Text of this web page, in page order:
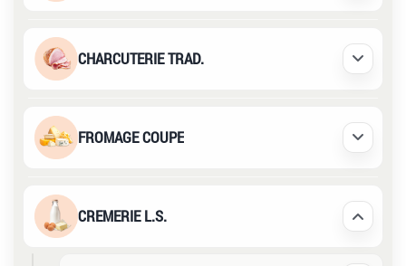
CHARCUTERIE TRAD. Déplier
FROMAGE COUPE Déplier
CREMERIE L.S. Déplier